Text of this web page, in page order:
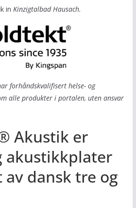
in Kinzigtalbad Hausach.
forhåndskvalifisert helse- og
alle produkter i portalen, uten ansvar
Akustik er
akustikkplater
dansk tre og